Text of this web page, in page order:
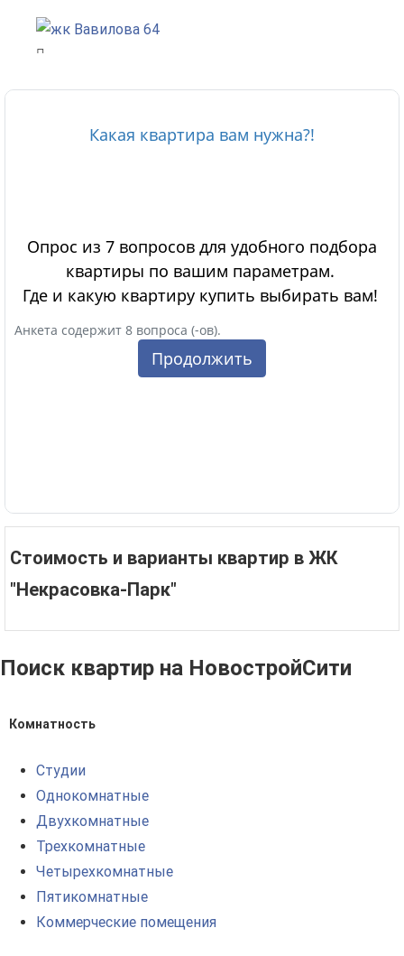
Стоимость и варианты квартир в ЖК
"Некрасовка-Парк"
Поиск квартир на НовостройСити
Комнатность
Студии
Однокомнатные
Двухкомнатные
Трехкомнатные
Четырехкомнатные
Пятикомнатные
Коммерческие помещения